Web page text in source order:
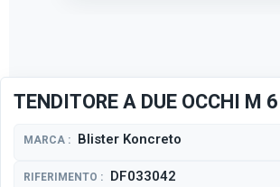
TENDITORE A DUE OCCHI M
MARCA : Blister Koncreto
RIFERIMENTO : DF033042